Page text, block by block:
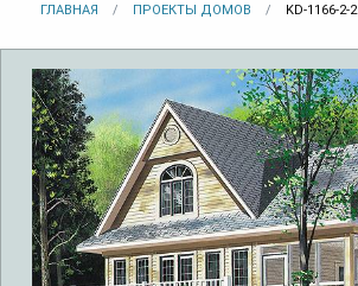
ГЛАВНАЯ ПРОЕКТЫ ДОМОВ KD-1166-2-2